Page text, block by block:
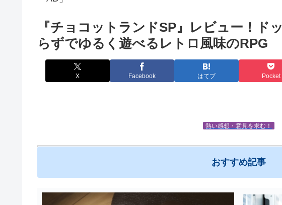
『チョコットランドSP』レビュー！ド
らずでゆるく遊べるレトロ風味のRPG
X Facebook はてブ Pocket
熱い感想・意見を求む！
おすすめ記事